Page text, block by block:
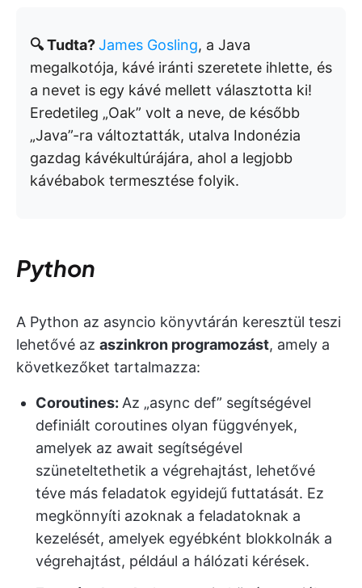
🔍 Tudta?James Gosling, a Java
megalkotója, kávé iránti szeretete ihlette, és
a nevet is egy kávé mellett választotta ki!
Eredetileg „Oak” volt a neve, de később
„Java”-ra változtatták, utalva Indonézia
gazdag kávékultúrájára, ahol a legjobb
kávébabok termesztése folyik.
Python
A Python az asyncio könyvtárán keresztül teszi
lehetővé az aszinkron programozást, amely a
következőket tartalmazza:
Coroutines: Az „async def” segítségével
definiált coroutines olyan függvények,
amelyek az await segítségével
szüneteltethetik a végrehajtást, lehetővé
téve más feladatok egyidejű futtatását. Ez
megkönnyíti azoknak a feladatoknak a
kezelését, amelyek egyébként blokkolnák a
végrehajtást, például a hálózati kérések.